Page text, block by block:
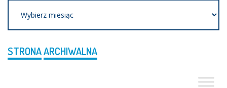
STRONAARCHIWALNA